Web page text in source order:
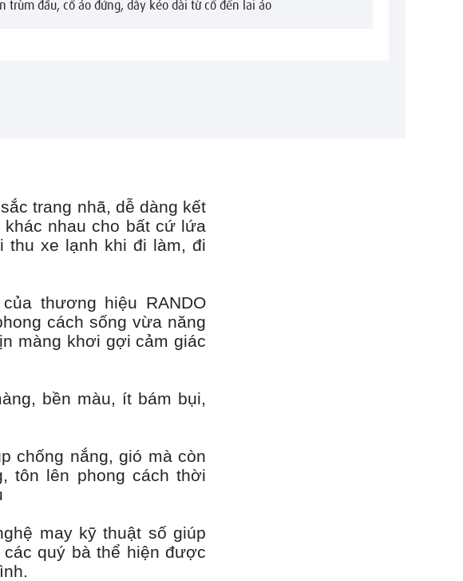
trùm đầu, cổ áo đứng, dây kéo dài từ cổ đến lai áo
trang nhã, dễ dàng kết
nhau cho bất cứ lứa
thu xe lạnh khi đi làm, đi
thương hiệu RANDO
cách sống vừa năng
màng khơi gợi cảm giác
bền màu, ít bám bụi,
chống nắng, gió mà còn
tôn lên phong cách thời
may kỹ thuật số giúp
quý bà thể hiện được